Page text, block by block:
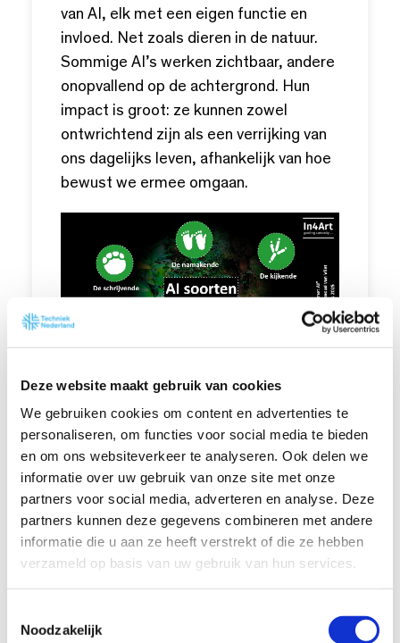
Deze website maakt gebruik van cookies
We gebruiken cookies om content en advertenties te
personaliseren, om functies voor social media te bieden
en om ons websiteverkeer te analyseren. Ook delen we
informatie over uw gebruik van onze site met onze
partners voor social media, adverteren en analyse. Deze
partners kunnen deze gegevens combineren met andere
informatie die u aan ze heeft verstrekt of die ze hebben
verzameld op basis van uw gebruik van hun services.
Noodzakelijk
van AI, elk met een eigen functie en
invloed. Net zoals dieren in de natuur.
Sommige AI’s werken zichtbaar, andere
onopvallend op de achtergrond. Hun
impact is groot: ze kunnen zowel
ontwrichtend zijn als een verrijking van
ons dagelijks leven, afhankelijk van hoe
bewust we ermee omgaan.
AI gaat ook impact hebben op de
reparatiesamenleving. Het kan gebruikt
worden om defecten sneller op te
sporen, informatie beter toegankelijk
maken en processen efficiënter in te
richten. Met als gevolg mogelijke lagere
kosten en kortere doorlooptijden. Met
hulp van de verschillende AI-soorten
kunnen de mogelijkheden van AI verder